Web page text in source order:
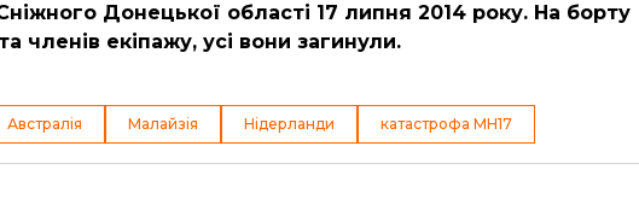
Донецької області 17 липня 2014 року. На борту
членів екіпажу, усі вони загинули.
Австралія Малайзія Нідерланди катастрофа МН17